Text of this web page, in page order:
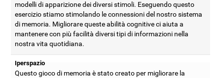
modelli di apparizione dei diversi stimoli. Eseguendo questo
esercizio stiamo stimolando le connessioni del nostro sistema
di memoria. Migliorare queste abilità cognitive ci aiuta a
mantenere con più facilità diversi tipi di informazioni nella
nostra vita quotidiana.
Iperspazio
Questo gioco di memoria è stato creato per migliorare la